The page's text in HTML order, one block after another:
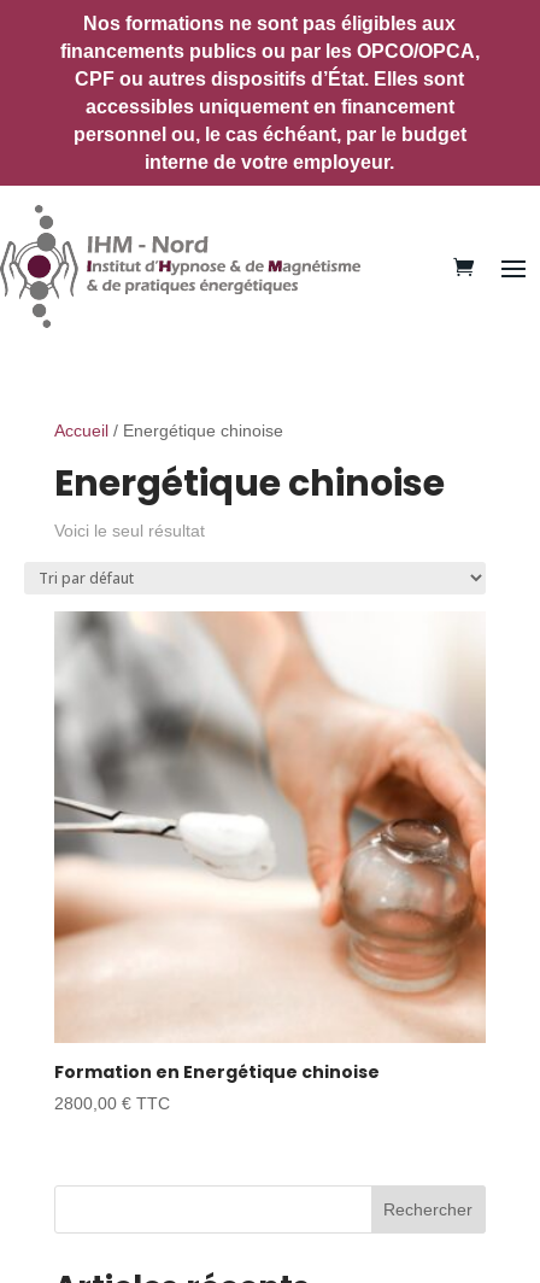
Nos formations ne sont pas éligibles aux
financements publics ou par les OPCO/OPCA,
CPF ou autres dispositifs d’État. Elles sont
accessibles uniquement en financement
personnel ou, le cas échéant, par le budget
interne de votre employeur.
Accueil/ Energétique chinoise
Energétique chinoise
Voici le seul résultat
Formation en Energétique chinoise
2800,00 € TTC
Rechercher